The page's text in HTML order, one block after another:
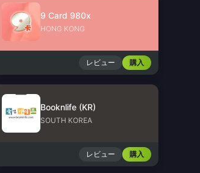
9 Card 980x
HONG KONG
レビュー 購入
Booknlife (KR)
SOUTH KOREA
レビュー 購入